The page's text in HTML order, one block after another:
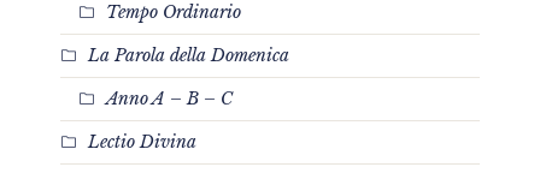
Tempo Ordinario
La Parola della Domenica
Anno A – B – C
Lectio Divina